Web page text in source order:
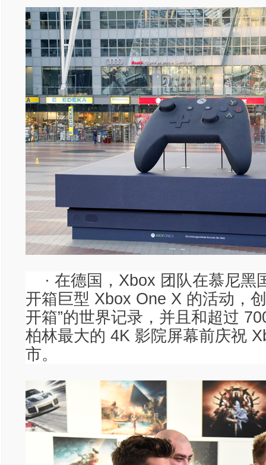
· 在德国，Xbox 团队在慕尼黑
开箱巨型 Xbox One X 的活动，
开箱”的世界记录，并且和超过
柏林最大的 4K 影院屏幕前庆祝
市。